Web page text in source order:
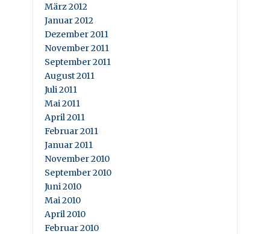
März 2012
Januar 2012
Dezember 2011
November 2011
September 2011
August 2011
Juli 2011
Mai 2011
April 2011
Februar 2011
Januar 2011
November 2010
September 2010
Juni 2010
Mai 2010
April 2010
Februar 2010